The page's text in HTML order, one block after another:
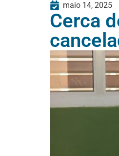
maio 14, 2025
Cerca